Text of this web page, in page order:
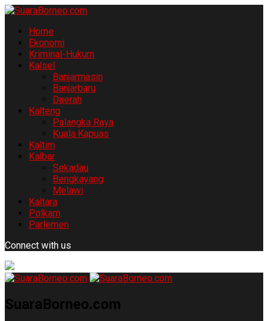
Home
Ekonomi
Kriminal-Hukum
Kalsel
Banjarmasin
Banjarbaru
Daerah
Kalteng
Palangka Raya
Kuala Kapuas
Kaltim
Kalbar
Sekadau
Bengkayang
Melawi
Kaltara
Polkam
Parlemen
Connect with us
SuaraBorneo.com